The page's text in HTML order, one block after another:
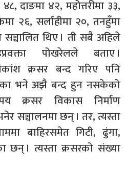
दाङमा ४२, महोत्तरीमा ३३,
२६, सर्लाहीमा २०, तनहुँमा
सञ्चालित थिए । ती सबै अहिले
पोखरेलले बताए ।
क्रसर बन्द गरिए पनि
भने अझै बन्द हुन नसकेको
क्रसर विकास निर्माण
सञ्चालनमा छन् । तर, त्यस्ता
बाहिरसमेत गिटी, ढुंगा,
छन् । त्यस्ता क्रसरको संख्या